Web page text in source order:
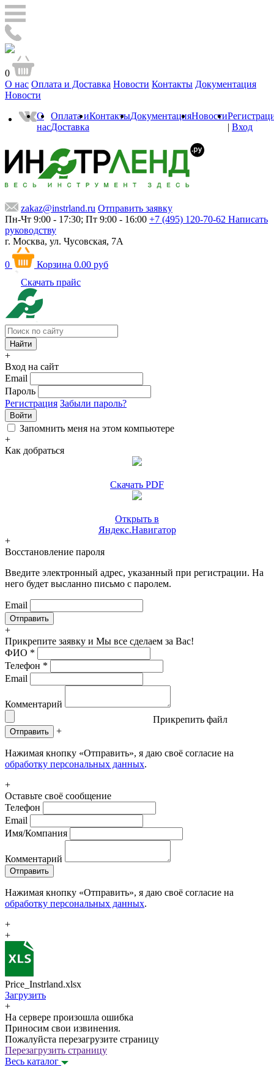
0
О нас Оплата и Доставка Новости Контакты Документация
Новости
О
нас
Оплата и
Доставка
КонтактыДокументацияНовости
| Вход
zakaz@instrland.ru Отправить заявку
Пн-Чт 9:00 - 17:30; Пт 9:00 - 16:00 +7 (495) 120-70-62 Написать
руководству
г. Москва, ул. Чусовская, 7А
0 Корзина 0.00 руб
Скачать прайс
+
Вход на сайт
Email
Пароль
Регистрация Забыли пароль?
Войти
Запомнить меня на этом компьютере
+
Как добраться
Скачать PDF
Открыть в
Яндекс.Навигатор
+
Восстановление пароля
Введите электронный адрес, указанный при регистрации. На
него будет высланно письмо с паролем.
Email
+
Прикрепите заявку и Мы все сделаем за Вас!
ФИО *
Телефон *
Email
Комментарий
Прикрепить файл
Отправить +
Нажимая кнопку «Отправить», я даю своё согласие на
обработку персональных данных.
+
Оставьте своё сообщение
Телефон
Email
Имя/Компания
Комментарий
Отправить
Нажимая кнопку «Отправить», я даю своё согласие на
обработку персональных данных.
+
+
Price_Instrland.xlsx
Загрузить
+
На сервере произошла ошибка
Приносим свои извинения.
Пожалуйста перезагрузите страницу
Перезагрузить страницу
Весь каталог